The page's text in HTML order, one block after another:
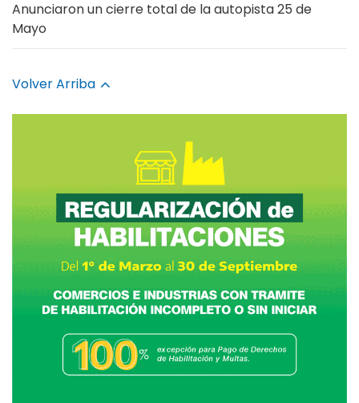
Anunciaron un cierre total de la autopista 25 de
Mayo
Volver Arriba